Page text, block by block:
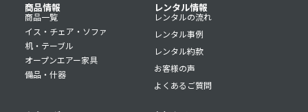
商品情報
商品一覧
イス・チェア・ソファ
机・テーブル
オープンエアー家具
備品・什器
レンタル情報
レンタルの流れ
レンタル事例
レンタル約款
お客様の声
よくあるご質問